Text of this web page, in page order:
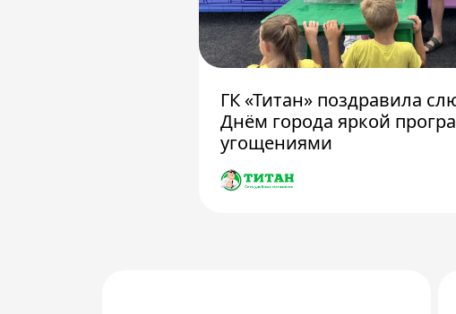
ГК «Титан» поздравила
Днём города яркой
угощениями